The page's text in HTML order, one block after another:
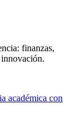
finanzas,
académica con